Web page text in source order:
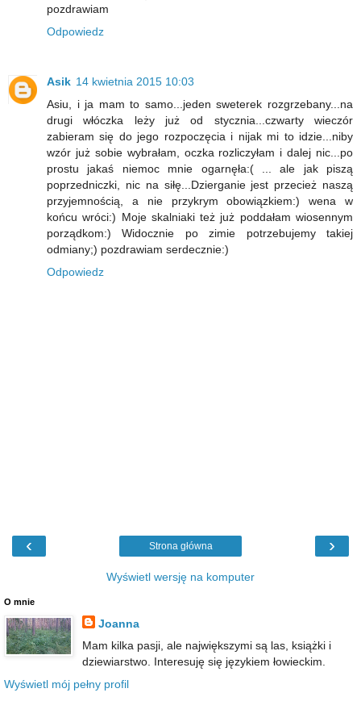
pozdrawiam
Odpowiedz
Asik 14 kwietnia 2015 10:03
Asiu, i ja mam to samo...jeden sweterek rozgrzebany...na
drugi włóczka leży już od stycznia...czwarty wieczór
zabieram się do jego rozpoczęcia i nijak mi to idzie...niby
wzór już sobie wybrałam, oczka rozliczyłam i dalej nic...po
prostu jakaś niemoc mnie ogarnęła:( ... ale jak piszą
poprzedniczki, nic na siłę...Dzierganie jest przecież naszą
przyjemnością, a nie przykrym obowiązkiem:) wena w
końcu wróci:) Moje skalniaki też już poddałam wiosennym
porządkom:) Widocznie po zimie potrzebujemy takiej
odmiany;) pozdrawiam serdecznie:)
Odpowiedz
‹ ›
Strona główna
Wyświetl wersję na komputer
O mnie
Joanna
Mam kilka pasji, ale największymi są las, książki i
dziewiarstwo. Interesuję się językiem łowieckim.
Wyświetl mój pełny profil